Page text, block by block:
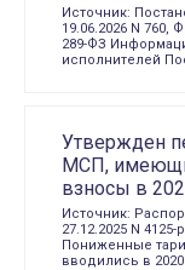
Источник:
19.06.2026 N 760,
289-ФЗ
исполнителей
Утвержден
МСП,
взносы в
Источник:
27.12.2025 N
Пониженные
вводились в